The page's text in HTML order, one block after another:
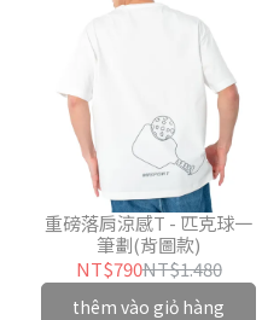
重磅落肩涼感T - 匹克球一
筆劃(背圖款)
NT$790NT$1.480
thêm vào giỏ hàng